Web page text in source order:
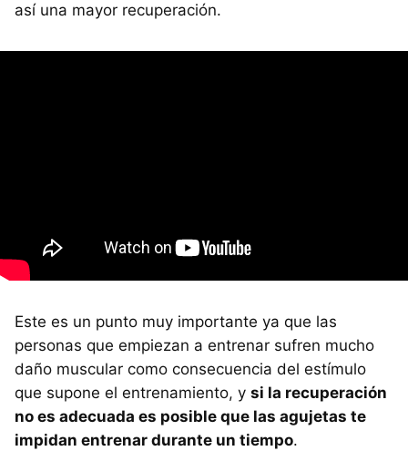
así una mayor recuperación.
Este es un punto muy importante ya que las
personas que empiezan a entrenar sufren mucho
daño muscular como consecuencia del estímulo
que supone el entrenamiento, y si la recuperación
no es adecuada es posible que las agujetas te
impidan entrenar durante un tiempo.